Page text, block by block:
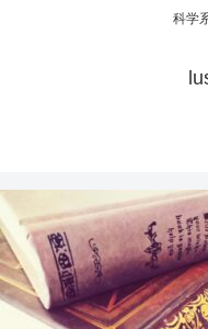
科学